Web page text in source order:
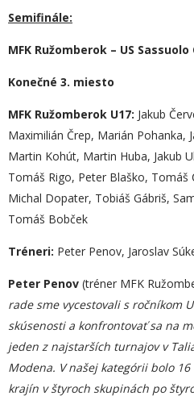
Semifinále:
MFK Ružomberok – US
Konečné 3. miesto
MFK Ružomberok U17: Jakub
Maximilián Črep, Marián Pohanka,
Martin Kohút, Martin Huba, Jakub
Tomáš Rigo, Peter Blaško, Tomáš
Michal Dopater, Tobiáš Gábriš,
Tomáš Bobček
Tréneri: Peter Penov, Jaroslav
Peter Penov (tréner MFK
rade sme vycestovali s ročníkom
skúsenosti a konfrontovať sa na
jeden z najstarších turnajov v
Modena. V našej kategórii bolo
krajín v štyroch skupinách po